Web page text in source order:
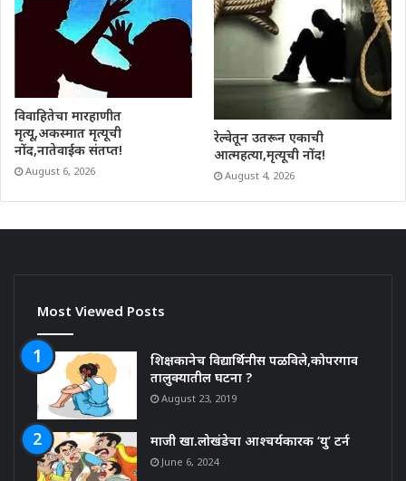
विवाहितेचा मारहाणीत
मृत्यू,अकस्मात मृत्यूची
नोंद,नातेवाईक संतप्त!
August 6, 2026
रेल्वेतून उतरून एकाची
आत्महत्या,मृत्यूची नोंद!
August 4, 2026
Most Viewed Posts
शिक्षकानेच विद्यार्थिनीस पळविले,कोपरगाव
तालुक्यातील घटना ?
August 23, 2019
माजी खा.लोखंडेचा आश्चर्यकारक ‘यु’ टर्न
June 6, 2024